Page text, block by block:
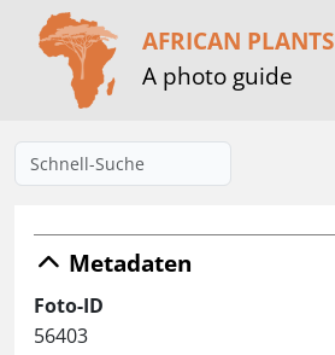
AFRICAN PLANTS
A photo guide
Metadaten
Foto-ID
56403